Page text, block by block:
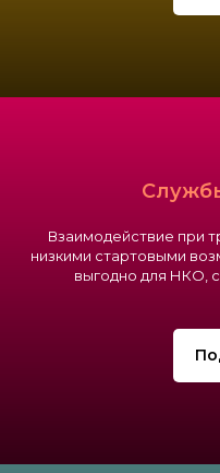
Взаимодействие при
низкими стартовыми
выгодно для НКО,